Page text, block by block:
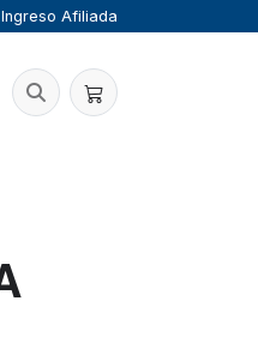
Ingreso Afiliada